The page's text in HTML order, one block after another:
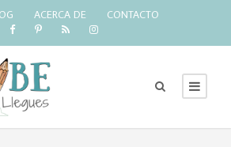
ACERCA DE CONTACTO